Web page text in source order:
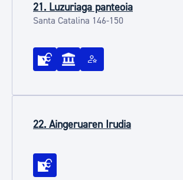
21. Luzuriaga panteoia
Santa Catalina 146-150
22. Aingeruaren Irudia